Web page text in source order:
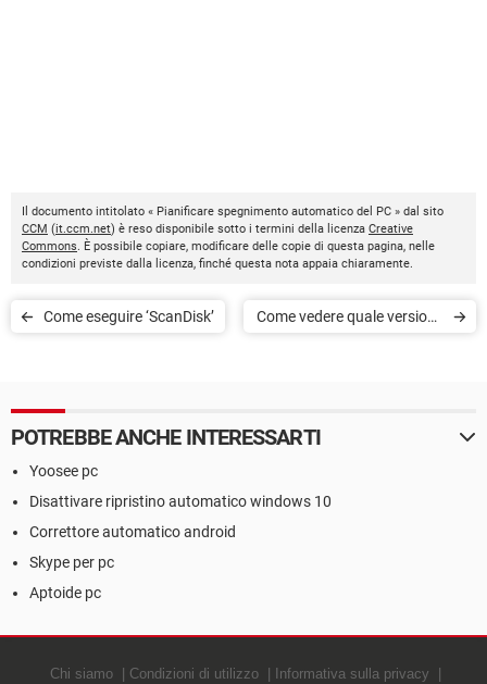
Il documento intitolato « Pianificare spegnimento automatico del PC » dal sito
CCM (it.ccm.net) è reso disponibile sotto i termini della licenza Creative
Commons. È possibile copiare, modificare delle copie di questa pagina, nelle
condizioni previste dalla licenza, finché questa nota appaia chiaramente.
Come eseguire ‘ScanDisk’
Come vedere quale versione
POTREBBE ANCHE INTERESSARTI
Yoosee pc
Disattivare ripristino automatico windows 10
Correttore automatico android
Skype per pc
Aptoide pc
Chi siamo Condizioni di utilizzo Informativa sulla privacy